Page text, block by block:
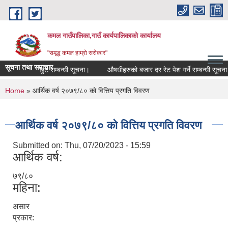
Skip to main content
कमल गाउँपालिका,गाउँ कार्यपालिकाको कार्यालय
"समृद्ध कमल हाम्रो सरोकार"
सूचना तथा समाचार
कर छुट सम्बन्धी सूचना। औषधीहरुको बजार दर रेट पेश गर्ने सम्बन्धी सूचना ।
You are here
Home » आर्थिक वर्ष २०७९/८० को वित्तिय प्रगति विवरण
आर्थिक वर्ष २०७९/८० को वित्तिय प्रगति विवरण
Submitted on: Thu, 07/20/2023 - 15:59
आर्थिक वर्ष:
७९/८०
महिना:
असार
प्रकार: